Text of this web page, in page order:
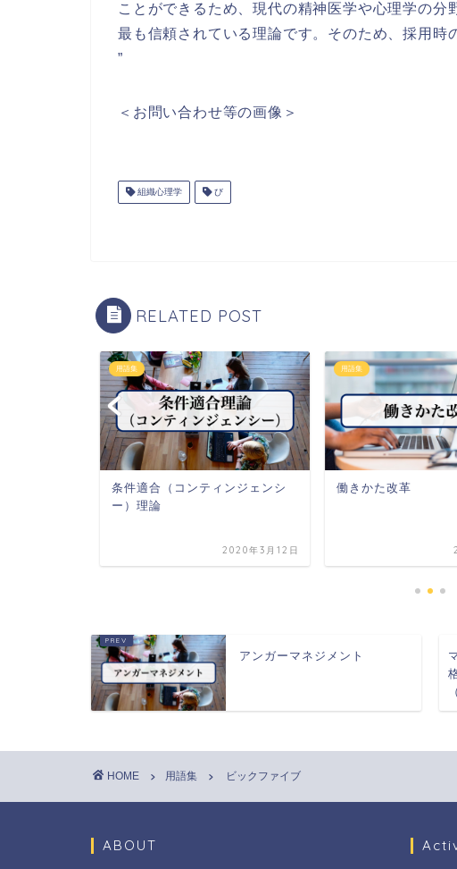
ことができるため、現代の精神医学や心理学の
最も信頼されている理論です。そのため、採用時
”
＜お問い合わせ等の画像＞
組織心理学 び
RELATED POST
用語集
条件適合（コンティンジェンシ
ー）理論
2020年3月12日
用語集
働きかた改革
アンガーマネジメント
HOME 用語集 ビックファイブ
ABOUT